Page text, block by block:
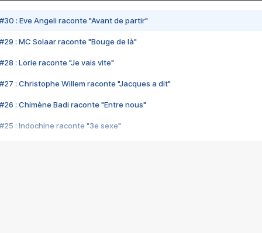
#30 : Eve Angeli raconte "Avant de partir"
#29 : MC Solaar raconte "Bouge de là"
#28 : Lorie raconte "Je vais vite"
#27 : Christophe Willem raconte "Jacques a dit"
#26 : Chimène Badi raconte "Entre nous"
#25 : Indochine raconte "3e sexe"